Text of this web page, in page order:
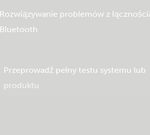
Rozwiązywanie problemów z
Bluetooth
Przeprowadź pełny testu systemu lub
produktu